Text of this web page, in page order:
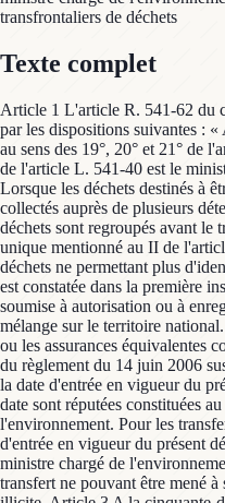
transfrontaliers de déchets
Texte complet
Article 1 L'article R. 541-62 du
par les dispositions suivantes :
au sens des 19°, 20° et 21° de
de l'article L. 541-40 est le
Lorsque les déchets destinés à
collectés auprès de plusieurs
déchets sont regroupés avant le
unique mentionné au II de
déchets ne permettant plus
est constatée dans la première
soumise à autorisation ou à
mélange sur le territoire
ou les assurances équivalentes
du règlement du 14 juin 2006
la date d'entrée en vigueur du
date sont réputées constituées
l'environnement. Pour les
d'entrée en vigueur du présent
ministre chargé de
transfert ne pouvant être mené